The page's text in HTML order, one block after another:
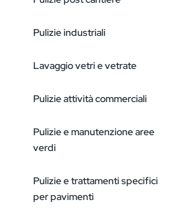
Pulizie industriali
Lavaggio vetri e vetrate
Pulizie attività commerciali
Pulizie e manutenzione aree
verdi
Pulizie e trattamenti specifici
per pavimenti